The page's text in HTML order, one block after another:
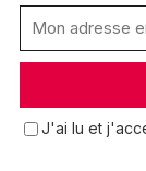
J'ai lu et